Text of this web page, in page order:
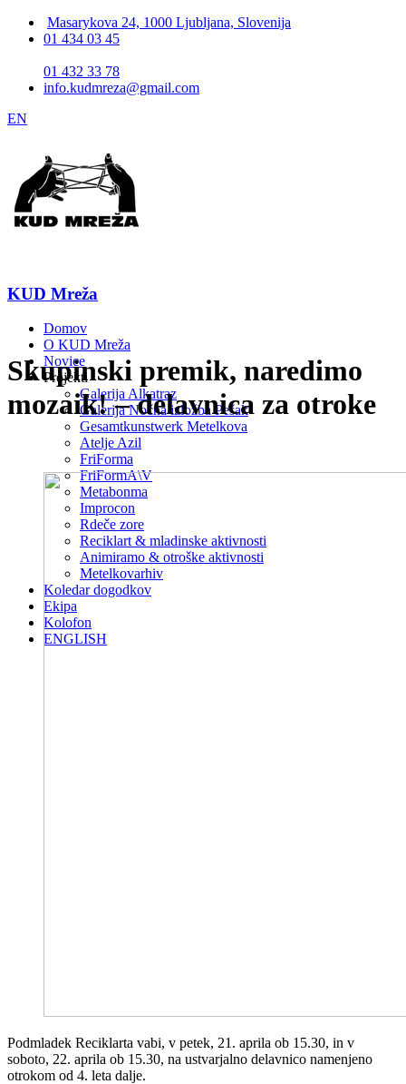
Masarykova 24, 1000 Ljubljana, Slovenija
01 434 03 45
01 432 33 78
info.kudmreza@gmail.com
EN
KUD Mreža
Domov
O KUD Mreža
Novice
Projekti
Galerija Alkatraz
Galerija Nočna izložba Pešak
Gesamtkunstwerk Metelkova
Atelje Azil
FriForma
FriFormA\V
Metabonma
Improcon
Rdeče zore
Reciklart & mladinske aktivnosti
Animiramo & otroške aktivnosti
Metelkovarhiv
Koledar dogodkov
Ekipa
Kolofon
ENGLISH
Skupinski premik, naredimo
mozaik! – delavnica za otroke
Podmladek Reciklarta vabi, v petek, 21. aprila ob 15.30, in v
soboto, 22. aprila ob 15.30, na ustvarjalno delavnico namenjeno
otrokom od 4. leta dalje.